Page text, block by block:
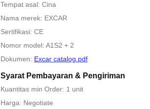
Tempat asal: Cina
Nama merek: EXCAR
Sertifikasi: CE
Nomor model: A1S2 + 2
Dokumen: Excar catalog.pdf
Syarat Pembayaran & Pengiriman
Kuantitas min Order: 1 unit
Harga: Negotiate